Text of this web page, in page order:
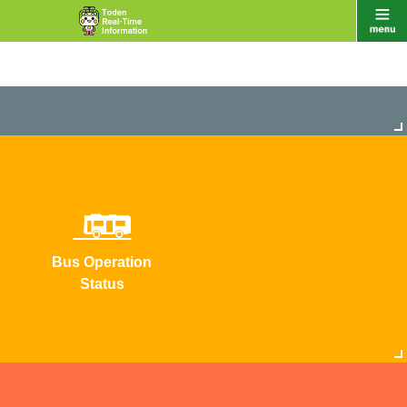
Bus Operation
Status